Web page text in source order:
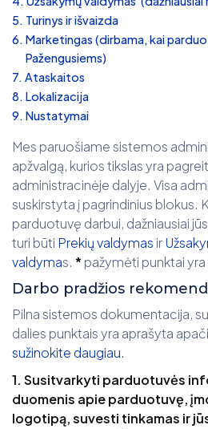
Turinys ir išvaizda
Marketingas (dirbama, kai
Pažengusiems)
Ataskaitos
Lokalizacija
Nustatymai
Mes paruošiame sistemos
apžvalgą, kurios tikslas yra
administracinėje dalyje. Visa
suskirstyta į pagrindinius blokus.
parduotuvę darbui, dažniausiai
turi būti Prekių valdymas ir
valdymas. * pažymėti punktai
Darbo pradžios
Pilna sistemos dokumentacija,
dalies punktais yra aprašyta
sužinokite daugiau.
1. Susitvarkyti parduotuvės
duomenis apie parduotuvę,
logotipą, suvesti tinkamas ir